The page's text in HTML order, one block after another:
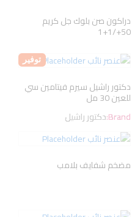
دراكون صن بلوك جل كريم
50+/1+1
توفير
دكتور راشيل سيرم فيتامين سي
للعين 30 مل
Brand:دكتور راشيل
مضخم شفايف بلامب